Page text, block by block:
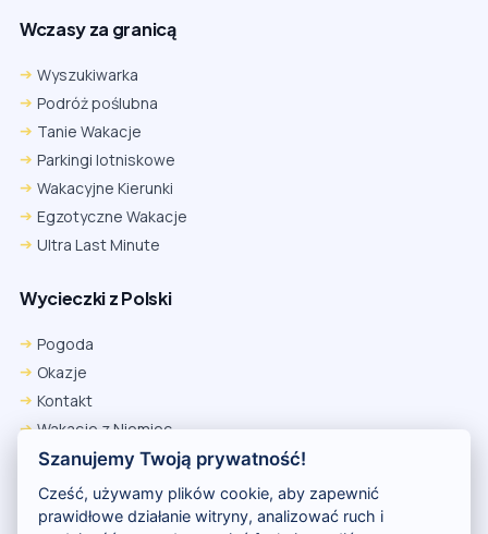
Wczasy za granicą
Wyszukiwarka
Podróż poślubna
Tanie Wakacje
Parkingi lotniskowe
Wakacyjne Kierunki
Egzotyczne Wakacje
Ultra Last Minute
Wycieczki z Polski
Pogoda
Okazje
Kontakt
Wakacje z Niemiec
Polityka Prywatności
Wakacje w Egipcie
Rankingi hoteli
Firefox
Ustawienia → Prywatność i bezpieczeństwo → Pliki cookie innych
firm → ustaw „Zezwalaj”.
Na czas rezerwacji nie blokuj cookies i śledzenia dla tej witryny.
Szanujemy Twoją prywatność!
Cześć, używamy plików cookie, aby zapewnić
prawidłowe działanie witryny, analizować ruch i